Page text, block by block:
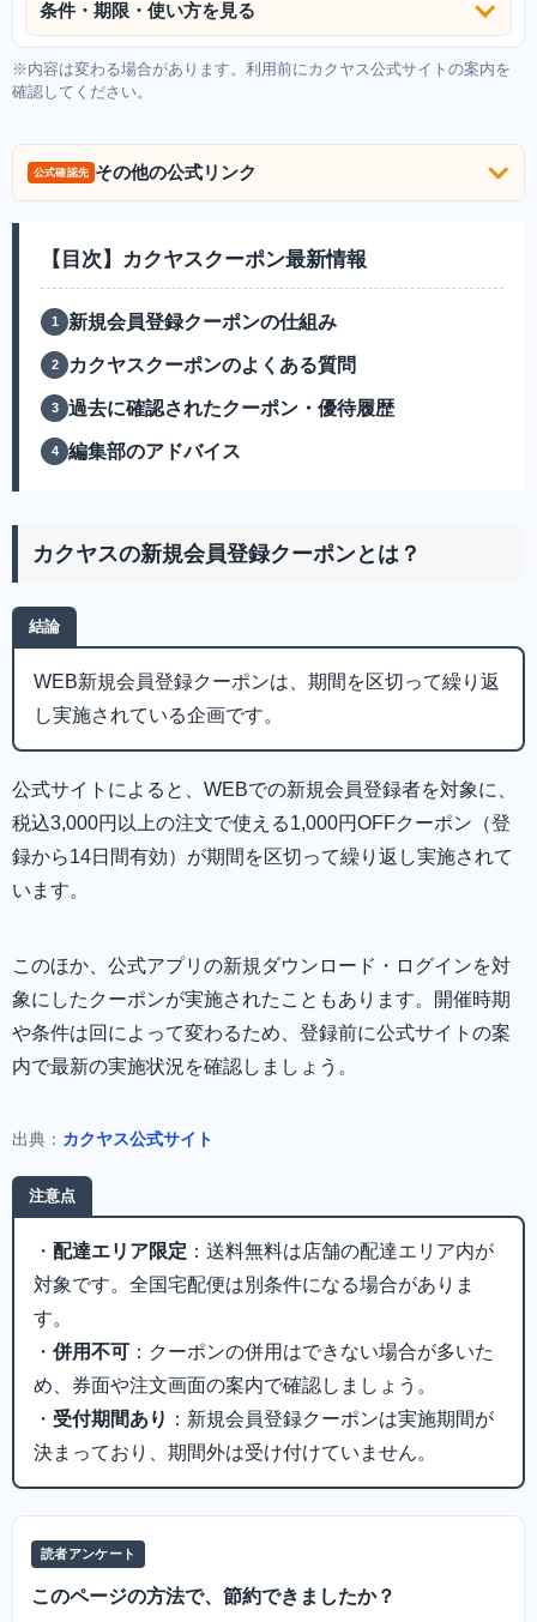
条件・期限・使い方を見る
※内容は変わる場合があります。利用前にカクヤス公式サイトの案内を
確認してください。
公式確認先 その他の公式リンク
【目次】カクヤスクーポン最新情報
新規会員登録クーポンの仕組み
カクヤスクーポンのよくある質問
過去に確認されたクーポン・優待履歴
編集部のアドバイス
カクヤスの新規会員登録クーポンとは？
結論
WEB新規会員登録クーポンは、期間を区切って繰り返
し実施されている企画です。
公式サイトによると、WEBでの新規会員登録者を対象に、
税込3,000円以上の注文で使える1,000円OFFクーポン（登
録から14日間有効）が期間を区切って繰り返し実施されて
います。
このほか、公式アプリの新規ダウンロード・ログインを対
象にしたクーポンが実施されたこともあります。開催時期
や条件は回によって変わるため、登録前に公式サイトの案
内で最新の実施状況を確認しましょう。
出典： カクヤス公式サイト
注意点
・ 配達エリア限定 ：送料無料は店舗の配達エリア内が
対象です。全国宅配便は別条件になる場合がありま
す。
・ 併用不可 ：クーポンの併用はできない場合が多いた
め、券面や注文画面の案内で確認しましょう。
・ 受付期間あり ：新規会員登録クーポンは実施期間が
決まっており、期間外は受け付けていません。
読者アンケート
このページの方法で、節約できましたか？